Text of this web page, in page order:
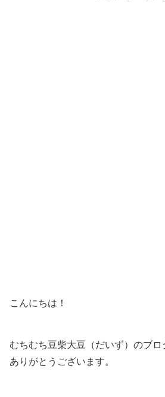
こんにちは！
むちむち豆柴大豆（だいず）のブロ
ありがとうございます。